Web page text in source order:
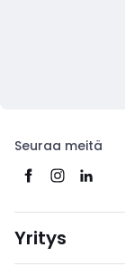
Seuraa meitä
Yritys